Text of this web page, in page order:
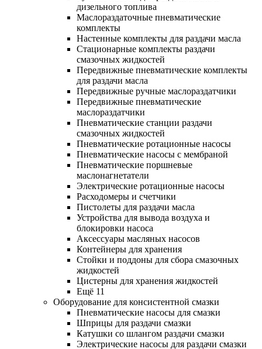
дизельного топлива
Маслораздаточные пневматические
комплекты
Настенные комплекты для раздачи масла
Стационарные комплекты раздачи
смазочных жидкостей
Передвижные пневматические комплекты
для раздачи масла
Передвижные ручные маслораздатчики
Передвижные пневматические
маслораздатчики
Пневматические станции раздачи
смазочных жидкостей
Пневматические ротационные насосы
Пневматические насосы с мембраной
Пневматические поршневые
маслонагнетатели
Электрические ротационные насосы
Расходомеры и счетчики
Пистолеты для раздачи масла
Устройства для вывода воздуха и
блокировки насоса
Аксессуары масляных насосов
Контейнеры для хранения
Стойки и поддоны для сбора смазочных
жидкостей
Цистерны для хранения жидкостей
Ещё 11
Оборудование для консистентной смазки
Пневматические насосы для смазки
Шприцы для раздачи смазки
Катушки со шлангом раздачи смазки
Электрические насосы для раздачи смазки